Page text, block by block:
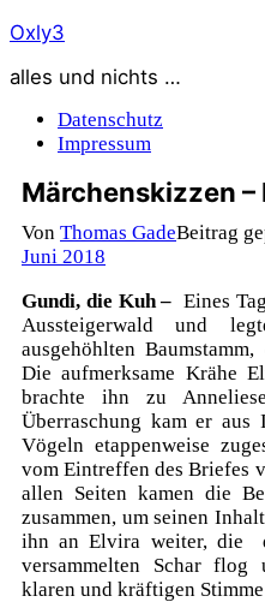
Zum
springen
Oxly3
alles und nichts …
Datenschutz
Impressum
Märchenskizzen –
Von Thomas GadeBeitrag
Juni 2018
Gundi, die Kuh – Eines
Aussteigerwald und
ausgehöhlten
Die aufmerksame Krähe
brachte ihn zu
Überraschung kam er
Vögeln etappenweise
vom Eintreffen des Briefes
allen Seiten kamen die
zusammen, um seinen
ihn an Elvira weiter, die
versammelten Schar
klaren und kräftigen